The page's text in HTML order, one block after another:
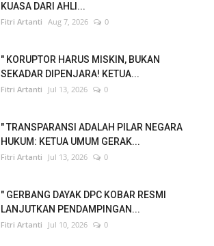
KUASA DARI AHLI...
Fitri Artanti Aug 7, 2026 0
" KORUPTOR HARUS MISKIN, BUKAN
SEKADAR DIPENJARA! KETUA...
Fitri Artanti Jul 13, 2026 0
" TRANSPARANSI ADALAH PILAR NEGARA
HUKUM: KETUA UMUM GERAK...
Fitri Artanti Jul 13, 2026 0
" GERBANG DAYAK DPC KOBAR RESMI
LANJUTKAN PENDAMPINGAN...
Fitri Artanti Jul 10, 2026 0